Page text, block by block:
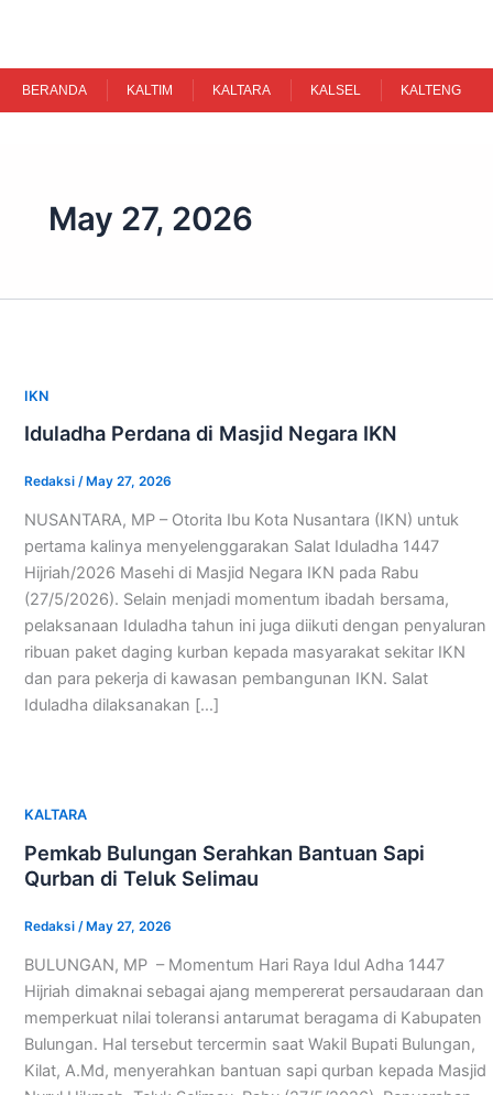
content
BERANDA KALTIM KALTARA KALSEL KALTENG
May 27, 2026
IKN
Iduladha Perdana di Masjid Negara IKN
Redaksi / May 27, 2026
NUSANTARA, MP – Otorita Ibu Kota Nusantara (IKN) untuk
pertama kalinya menyelenggarakan Salat Iduladha 1447
Hijriah/2026 Masehi di Masjid Negara IKN pada Rabu
(27/5/2026). Selain menjadi momentum ibadah bersama,
pelaksanaan Iduladha tahun ini juga diikuti dengan penyaluran
ribuan paket daging kurban kepada masyarakat sekitar IKN
dan para pekerja di kawasan pembangunan IKN. Salat
Iduladha dilaksanakan […]
KALTARA
Pemkab Bulungan Serahkan Bantuan Sapi
Qurban di Teluk Selimau
Redaksi /May 27, 2026
BULUNGAN, MP – Momentum Hari Raya Idul Adha 1447
Hijriah dimaknai sebagai ajang mempererat persaudaraan dan
memperkuat nilai toleransi antarumat beragama di Kabupaten
Bulungan. Hal tersebut tercermin saat Wakil Bupati Bulungan,
Kilat, A.Md, menyerahkan bantuan sapi qurban kepada Masjid